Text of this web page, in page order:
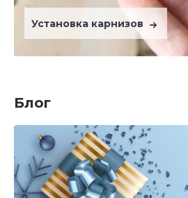
Установка карнизов
Блог